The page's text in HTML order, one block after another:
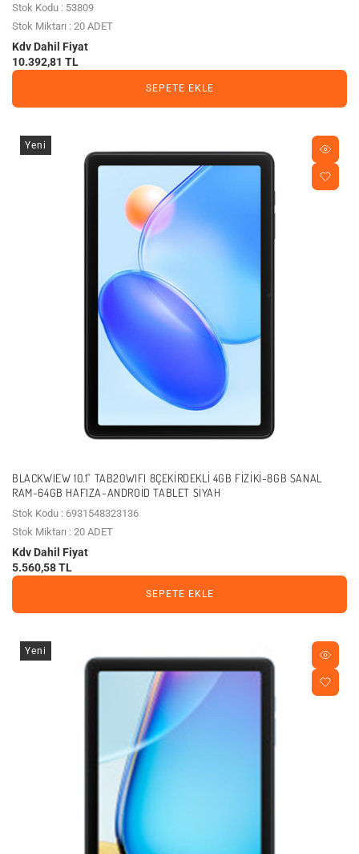
Stok Kodu : 53809
Stok Miktarı : 20 ADET
Kdv Dahil Fiyat
10.392,81 TL
SEPETE EKLE
Yeni
BLACKWIEW 10.1" TAB20WIFI 8ÇEKIRDEKLI 4GB FIZIKI-8GB SANAL
RAM-64GB HAFIZA-ANDROID TABLET SIYAH
Stok Kodu : 6931548323136
Stok Miktarı : 20 ADET
Kdv Dahil Fiyat
5.560,58 TL
SEPETE EKLE
Yeni